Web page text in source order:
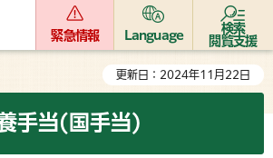
緊急情報 Language
検索
閲覧支援
更新日：2024年11月22日
手当(国手当)